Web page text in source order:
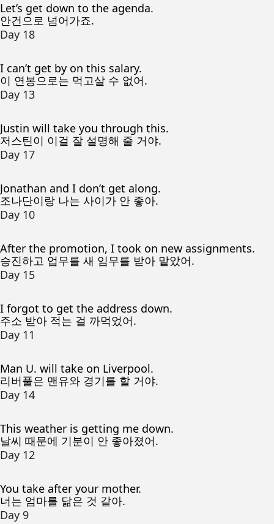
Let’s get down to the agenda.
안건으로 넘어가죠.
Day 18
I can’t get by on this salary.
이 연봉으로는 먹고살 수 없어.
Day 13
Justin will take you through this.
저스틴이 이걸 잘 설명해 줄 거야.
Day 17
Jonathan and I don’t get along.
조나단이랑 나는 사이가 안 좋아.
Day 10
After the promotion, I took on new assignments.
승진하고 업무를 새 임무를 받아 맡았어.
Day 15
I forgot to get the address down.
주소 받아 적는 걸 까먹었어.
Day 11
Man U. will take on Liverpool.
리버풀은 맨유와 경기를 할 거야.
Day 14
This weather is getting me down.
날씨 때문에 기분이 안 좋아졌어.
Day 12
You take after your mother.
너는 엄마를 닮은 것 같아.
Day 9